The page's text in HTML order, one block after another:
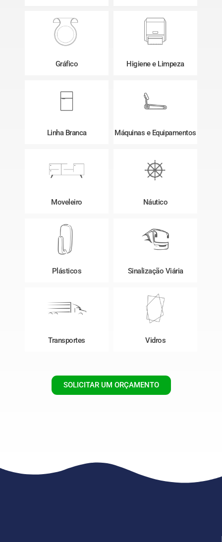
Gráfico Higiene e Limpeza
Linha Branca Máquinas e Equipamentos
Moveleiro Náutico
Plásticos Sinalização Viária
Transportes Vidros
SOLICITAR UM ORÇAMENTO